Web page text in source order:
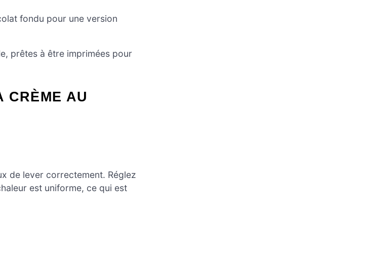
fondu pour une version
prêtes à être imprimées pour
CRÈME AU
de lever correctement. Réglez
est uniforme, ce qui est